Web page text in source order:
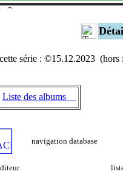
série : ©15.12.2023 (hors
Liste des albums
navigation database